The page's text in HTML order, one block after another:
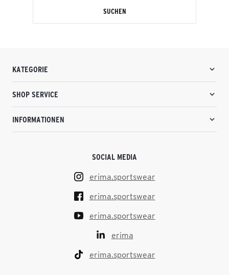
SUCHEN
KATEGORIE
SHOP SERVICE
INFORMATIONEN
SOCIAL MEDIA
erima.sportswear
erima.sportswear
erima.sportswear
erima
erima.sportswear